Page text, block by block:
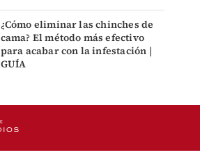
¿Cómo eliminar las chinches de
cama? El método más efectivo
para acabar con la infestación |
GUÍA